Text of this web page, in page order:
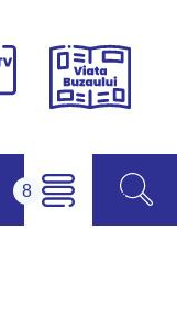
Campus
Viața